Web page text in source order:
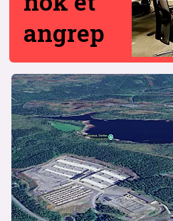
angrep